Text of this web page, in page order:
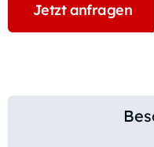
Jetzt anfragen